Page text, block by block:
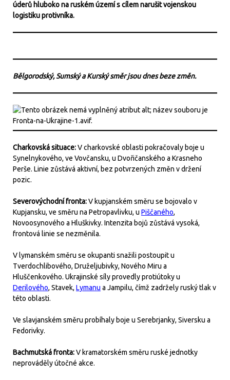
úderů hluboko na ruském území s cílem narušit vojenskou
logistiku protivníka.
Bělgorodský, Sumský a Kurský směr jsou dnes beze změn.
Charkovská situace:V charkovské oblasti pokračovaly boje u
Synelnykového, ve Vovčansku, u Dvořičanského a Krasneho
Perše. Linie zůstává aktivní, bez potvrzených změn v držení
pozic.
Severovýchodní fronta:V kupjanském směru se bojovalo v
Kupjansku, ve směru na Petropavlivku, u Piščaného,
Novoosynového a Hluškivky. Intenzita bojů zůstává vysoká,
frontová linie se nezměnila.
V lymanském směru se okupanti snažili postoupit u
Tverdochlibového, Druželjubivky, Nového Miru a
Hluščenkového. Ukrajinské síly provedly protiútoky u
Derilového, Stavek, Lymanu a Jampilu, čímž zadržely ruský tlak v
této oblasti.
Ve slavjanském směru probíhaly boje u Serebrjanky, Siversku a
Fedorivky.
Bachmutská fronta:V kramatorském směru ruské jednotky
neprováděly útočné akce.